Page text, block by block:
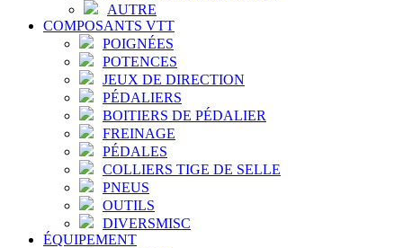
AUTRE
COMPOSANTS VTT
POIGNÉES
POTENCES
JEUX DE DIRECTION
PÉDALIERS
BOITIERS DE PÉDALIER
FREINAGE
PÉDALES
COLLIERS TIGE DE SELLE
PNEUS
OUTILS
DIVERSMISC
ÉQUIPEMENT